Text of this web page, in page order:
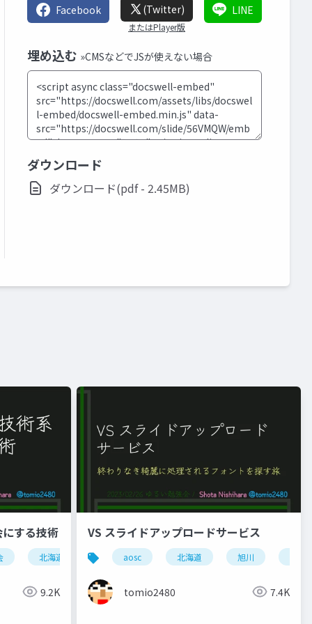
Facebook (Twitter)
またはPlayer版
LINE
埋め込む »CMSなどでJSが使えない場合
ダウンロード
ダウンロード(pdf - 2.45MB)
する技術
北海道 東京 学び
9.2K
VS スライドアップロードサービス
aosc 北海道 旭川
tomio2480 7.4K